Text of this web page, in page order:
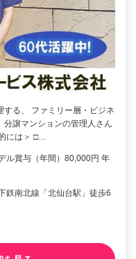
る、 ファミリー層・ビジネ
分譲マンションの管理人さん
には＞ □…
ル賞与（年間）80,000円 年
鉄南北線「北仙台駅」徒歩6